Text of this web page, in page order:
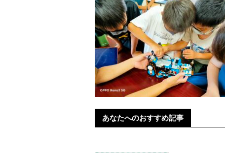
あなたへのおすすめ記事